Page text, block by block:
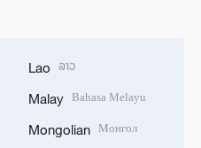
Lao ລາວ
Malay Bahasa Melayu
Mongolian Монгол